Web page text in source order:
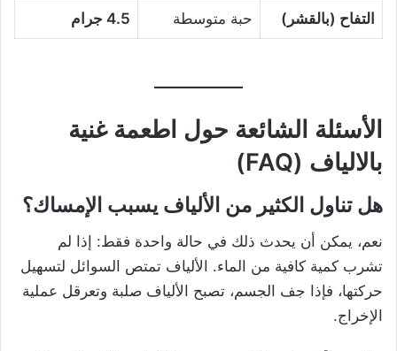
التفاح (بالقشر) حبة متوسطة 4.5 جرام
الأسئلة الشائعة حول اطعمة غنية
بالالياف (FAQ)
هل تناول الكثير من الألياف يسبب الإمساك؟
نعم، يمكن أن يحدث ذلك في حالة واحدة فقط: إذا لم
تشرب كمية كافية من الماء. الألياف تمتص السوائل لتسهيل
حركتها، فإذا جف الجسم، تصبح الألياف صلبة وتعرقل عملية
الإخراج.